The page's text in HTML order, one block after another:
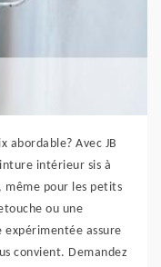
abordable? Avec JB
intérieur sis à
même pour les petits
ou une
assure
convient. Demandez